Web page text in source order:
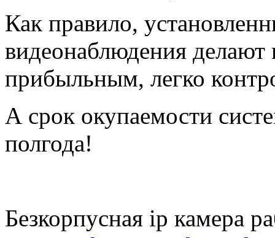
Как правило,
видеонаблюдения делают
прибыльным, легко
А срок окупаемости
полгода!
Безкорпусная ip камера